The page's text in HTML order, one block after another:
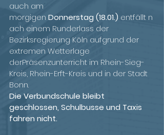
auch am
morgigen Donnerstag (18.01.) entfällt n
ach einem Runderlass der
Bezirksregierung Köln aufgrund der
extremen Wetterlage
derPräsenzunterricht im Rhein-Sieg-
Kreis, Rhein-Erft-Kreis und in der Stadt
Bonn.
Die Verbundschule bleibt
geschlossen, Schulbusse und Taxis
fahren nicht.